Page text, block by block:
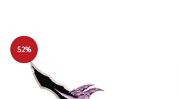
52%
Soldes